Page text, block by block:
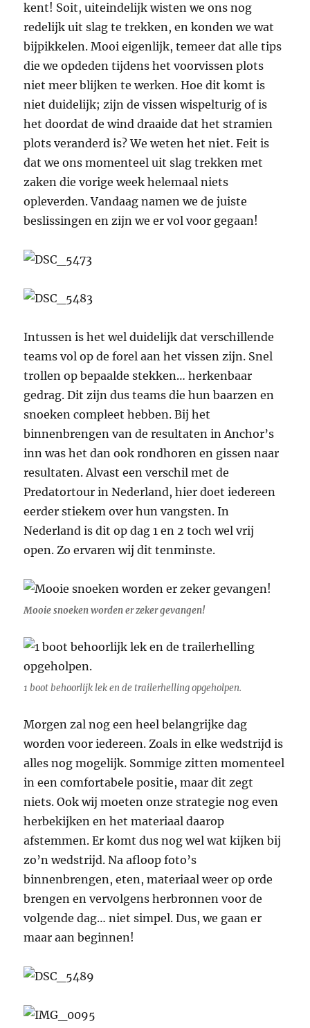
kent! Soit, uiteindelijk wisten we ons nog
redelijk uit slag te trekken, en konden we wat
bijpikkelen. Mooi eigenlijk, temeer dat alle tips
die we opdeden tijdens het voorvissen plots
niet meer blijken te werken. Hoe dit komt is
niet duidelijk; zijn de vissen wispelturig of is
het doordat de wind draaide dat het stramien
plots veranderd is? We weten het niet. Feit is
dat we ons momenteel uit slag trekken met
zaken die vorige week helemaal niets
opleverden. Vandaag namen we de juiste
beslissingen en zijn we er vol voor gegaan!
Intussen is het wel duidelijk dat verschillende
teams vol op de forel aan het vissen zijn. Snel
trollen op bepaalde stekken… herkenbaar
gedrag. Dit zijn dus teams die hun baarzen en
snoeken compleet hebben. Bij het
binnenbrengen van de resultaten in Anchor’s
inn was het dan ook rondhoren en gissen naar
resultaten. Alvast een verschil met de
Predatortour in Nederland, hier doet iedereen
eerder stiekem over hun vangsten. In
Nederland is dit op dag 1 en 2 toch wel vrij
open. Zo ervaren wij dit tenminste.
Mooie snoeken worden er zeker gevangen!
1 boot behoorlijk lek en de trailerhelling opgeholpen.
Morgen zal nog een heel belangrijke dag
worden voor iedereen. Zoals in elke wedstrijd is
alles nog mogelijk. Sommige zitten momenteel
in een comfortabele positie, maar dit zegt
niets. Ook wij moeten onze strategie nog even
herbekijken en het materiaal daarop
afstemmen. Er komt dus nog wel wat kijken bij
zo’n wedstrijd. Na afloop foto’s
binnenbrengen, eten, materiaal weer op orde
brengen en vervolgens herbronnen voor de
volgende dag… niet simpel. Dus, we gaan er
maar aan beginnen!